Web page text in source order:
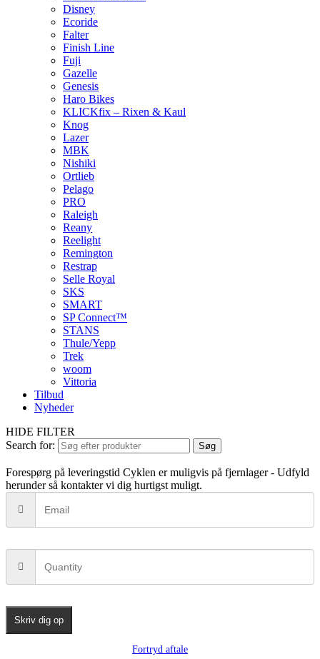
Disney
Ecoride
Falter
Finish Line
Fuji
Gazelle
Genesis
Haro Bikes
KLICKfix – Rixen & Kaul
Knog
Lazer
MBK
Nishiki
Ortlieb
Pelago
PRO
Raleigh
Reany
Reelight
Remington
Restrap
Selle Royal
SKS
SMART
SP Connect™
STANS
Thule/Yepp
Trek
woom
Vittoria
Tilbud
Nyheder
HIDE FILTER
Search for:
Søg
Forespørg på leveringstid Cyklen er muligvis på fjernlager - Udfyld
herunder så kontakter vi dig hurtigst muligt.
Skriv dig op
Fortryd aftale